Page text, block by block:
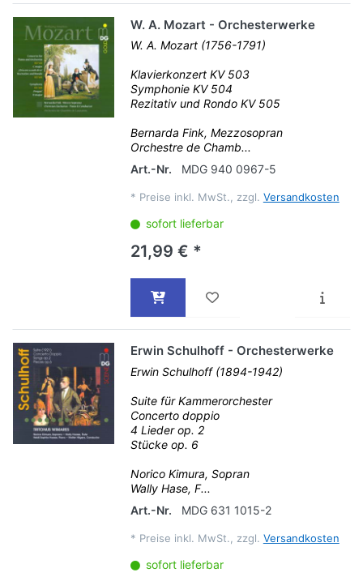
W. A. Mozart - Orchesterwerke
W. A. Mozart (1756-1791)
Klavierkonzert KV 503
Symphonie KV 504
Rezitativ und Rondo KV 505
Bernarda Fink, Mezzosopran
Orchestre de Chamb...
Art.-Nr.
MDG 940 0967-5
* Preise inkl. MwSt., zzgl. Versandkosten
sofort lieferbar
21,99 € *
Erwin Schulhoff - Orchesterwerke
Erwin Schulhoff (1894-1942)
Suite für Kammerorchester
Concerto doppio
4 Lieder op. 2
Stücke op. 6
Norico Kimura, Sopran
Wally Hase, F...
Art.-Nr.
MDG 631 1015-2
* Preise inkl. MwSt., zzgl. Versandkosten
sofort lieferbar